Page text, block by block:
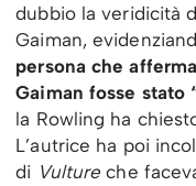
dubbio la veridicità
Gaiman,
persona che
Gaiman fosse stato
la Rowling ha
L’autrice ha poi
di Vulture che